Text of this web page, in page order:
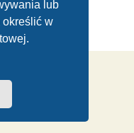
lub
określić w
© phpBB Limited
phpBB.pl
|Regulamin